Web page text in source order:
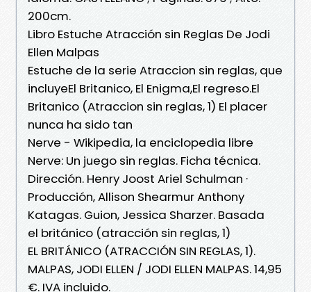
200cm.
Libro Estuche Atracción sin Reglas De Jodi
Ellen Malpas
Estuche de la serie Atraccion sin reglas, que
incluyeEl Britanico, El Enigma,El regreso.El
Britanico (Atraccion sin reglas, 1) El placer
nunca ha sido tan
Nerve - Wikipedia, la enciclopedia libre
Nerve: Un juego sin reglas. Ficha técnica.
Dirección. Henry Joost Ariel Schulman ·
Producción, Allison Shearmur Anthony
Katagas. Guion, Jessica Sharzer. Basada
el británico (atracción sin reglas, 1)
EL BRITÁNICO (ATRACCIÓN SIN REGLAS, 1).
MALPAS, JODI ELLEN / JODI ELLEN MALPAS. 14,95
€. IVA incluido.